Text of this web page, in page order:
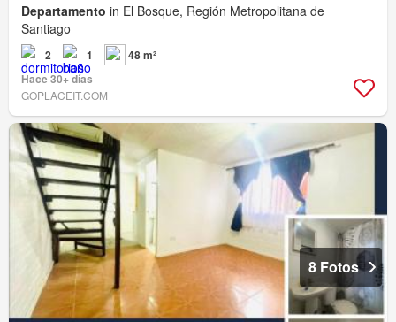
Departamento in El Bosque, Región Metropolitana de
Santiago
2 1
48 m²
Hace 30+ días
GOPLACEIT.COM
8 Fotos